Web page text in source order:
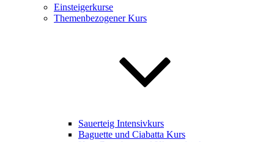
Einsteigerkurse
Themenbezogener Kurs
Sauerteig Intensivkurs
Baguette und Ciabatta Kurs